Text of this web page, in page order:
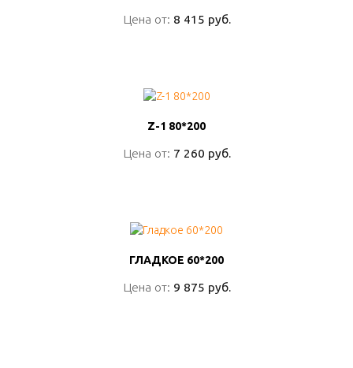
Цена от: 8 415 руб.
Цена от: 8 415 руб.
Z-1 80*200
Цена от: 7 260 руб.
Z-1 80*200
Цена от: 7 260 руб.
ГЛАДКОЕ 60*200
Цена от: 9 875 руб.
ГЛАДКОЕ 60*200
Цена от: 9 875 руб.